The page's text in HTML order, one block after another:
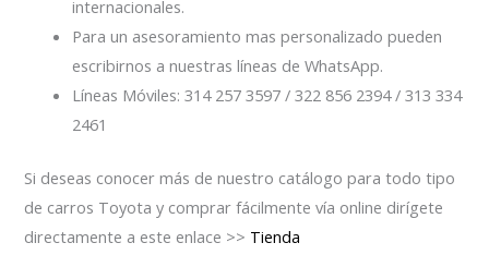
internacionales.
Para un asesoramiento mas personalizado pueden
escribirnos a nuestras líneas de WhatsApp.
Líneas Móviles: 314 257 3597 / 322 856 2394 / 313 334
2461
Si deseas conocer más de nuestro catálogo para todo tipo
de carros Toyota y comprar fácilmente vía online dirígete
directamente a este enlace >> Tienda